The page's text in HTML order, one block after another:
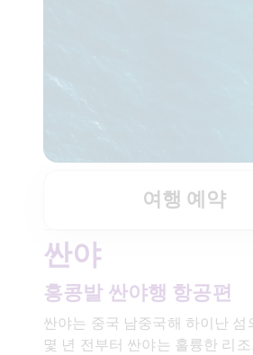
여행 예약
싼야
홍콩발 싼야행 항공편
싼야는 중국 남중국해 하이난
몇 년 전부터 싼야는 훌륭한 리